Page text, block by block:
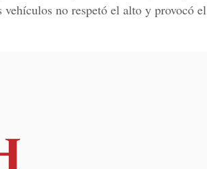
vehículos no respetó el alto y provocó el